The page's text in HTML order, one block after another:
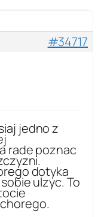
#34717
jedno z
rade poznac
dotyka
ulzyc. To